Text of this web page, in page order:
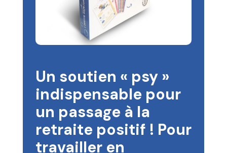
Un soutien « psy »
indispensable pour
un passage à la
retraite positif ! Pour
travailler en